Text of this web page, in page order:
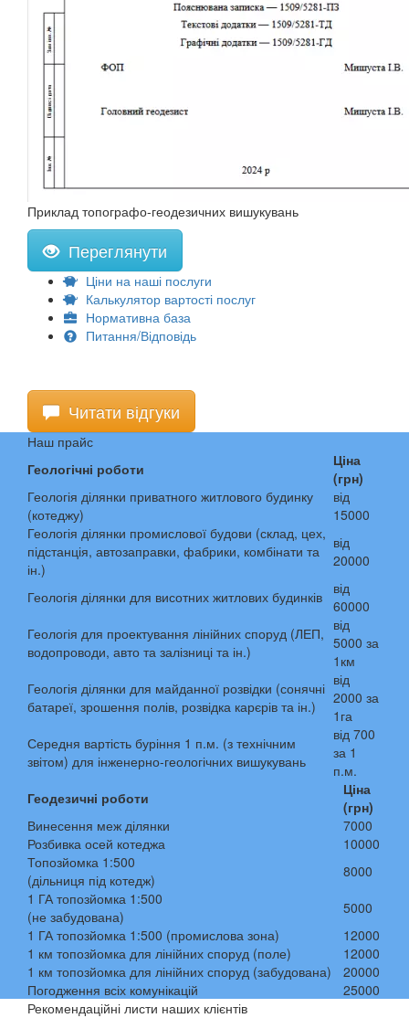
Приклад топографо-геодезичних вишукувань
Переглянути
Ціни на наші послуги
Калькулятор вартості послуг
Нормативна база
Питання/Відповідь
Читати відгуки
Наш прайс
Геологічні роботи
Ціна
(грн)
Геологія ділянки приватного житлового будинку
(котеджу)
від
15000
Геологія ділянки промислової будови (склад, цех,
підстанція, автозаправки, фабрики, комбінати та
ін.)
від
20000
Геологія ділянки для висотних житлових будинків
від
60000
Геологія для проектування лінійних споруд (ЛЕП,
водопроводи, авто та залізниці та ін.)
від
5000 за
1км
Геологія ділянки для майданної розвідки (сонячні
батареї, зрошення полів, розвідка карєрів та ін.)
від
2000 за
1га
Середня вартість буріння 1 п.м. (з технічним
звітом) для інженерно-геологічних вишукувань
від 700
за 1
п.м.
Геодезичні роботи
Ціна
(грн)
Винесення меж ділянки
7000
Розбивка осей котеджа
10000
Топозйомка 1:500
(дільниця під котедж)
8000
1 ГА топозйомка 1:500
(не забудована)
5000
1 ГА топозйомка 1:500 (промислова зона)
12000
1 км топозйомка для лінійних споруд (поле)
12000
1 км топозйомка для лінійних споруд (забудована)
20000
Погодження всіх комунікацій
25000
Рекомендаційні листи наших клієнтів